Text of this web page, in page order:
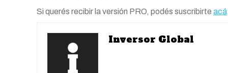
Si querés recibir la versión PRO, podés suscribirte acá
Inversor Global